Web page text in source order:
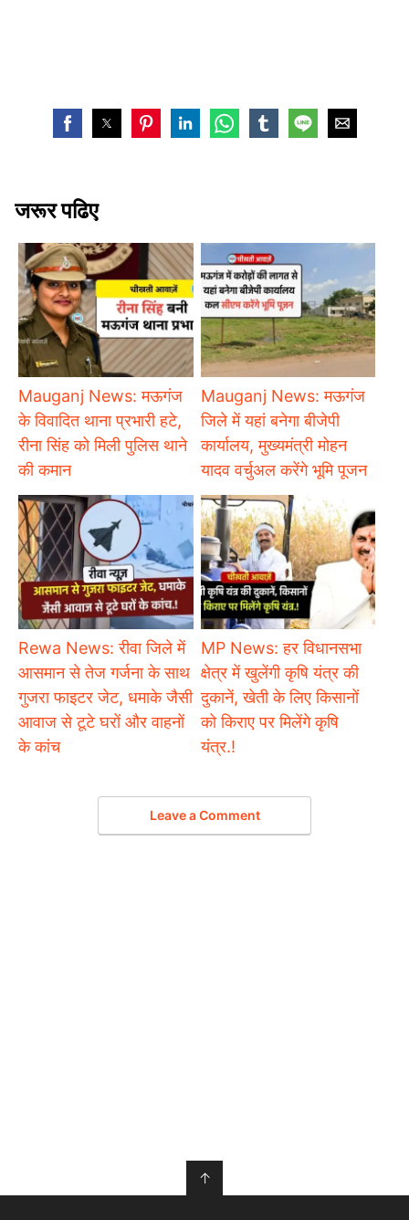
जरूर पढिए
Mauganj News: मऊगंज
के विवादित थाना प्रभारी हटे,
रीना सिंह को मिली पुलिस थाने
की कमान
Mauganj News: मऊगंज
जिले में यहां बनेगा बीजेपी
कार्यालय, मुख्यमंत्री मोहन
यादव वर्चुअल करेंगे भूमि पूजन
Rewa News: रीवा जिले में
आसमान से तेज गर्जना के साथ
गुजरा फाइटर जेट, धमाके जैसी
आवाज से टूटे घरों और वाहनों
के कांच
MP News: हर विधानसभा
क्षेत्र में खुलेंगी कृषि यंत्र की
दुकानें, खेती के लिए किसानों
को किराए पर मिलेंगे कृषि
यंत्र.!
Leave a Comment
↑